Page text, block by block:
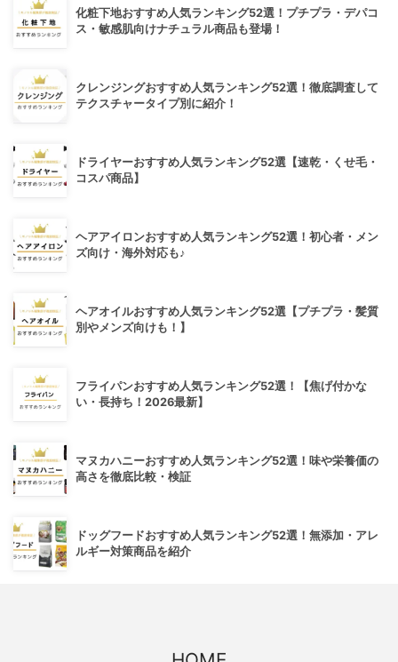
化粧下地おすすめ人気ランキング52選！プチプラ・デパコ
ス・敏感肌向けナチュラル商品も登場！
クレンジングおすすめ人気ランキング52選！徹底調査して
テクスチャータイプ別に紹介！
ドライヤーおすすめ人気ランキング52選【速乾・くせ毛・
コスパ商品】
ヘアアイロンおすすめ人気ランキング52選！初心者・メン
ズ向け・海外対応も♪
ヘアオイルおすすめ人気ランキング52選【プチプラ・髪質
別やメンズ向けも！】
フライパンおすすめ人気ランキング52選！【焦げ付かな
い・長持ち！2026最新】
マヌカハニーおすすめ人気ランキング52選！味や栄養価の
高さを徹底比較・検証
ドッグフードおすすめ人気ランキング52選！無添加・アレ
ルギー対策商品を紹介